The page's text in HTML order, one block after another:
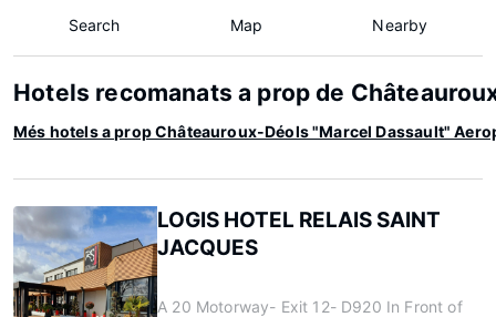
Search Map Nearby
Hotels recomanats a prop de
Més hotels a prop Châteauroux-Déols "Marcel Dassault"
LOGIS HOTEL RELAIS SAINT
JACQUES
A 20 Motorway- Exit 12- D920 In Front of